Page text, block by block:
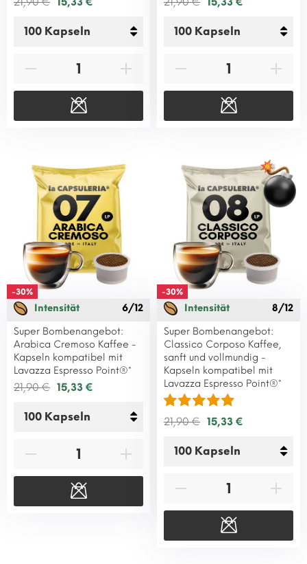
-30%
Intensität
6/12
Super Bombenangebot:
Arabica Cremoso Kaffee -
Kapseln kompatibel mit
Lavazza Espresso Point®*
21,90 € 15,33 €
-30%
Intensität
8/12
Super Bombenangebot:
Classico Corposo Kaffee,
sanft und vollmundig -
Kapseln kompatibel mit
Lavazza Espresso Point®*
21,90 € 15,33 €